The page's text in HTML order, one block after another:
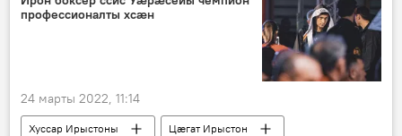
профессионалты хсӕн
24 марты 2022, 11:14
Хуссар Ирыстоны
Цӕгат Ирыстон